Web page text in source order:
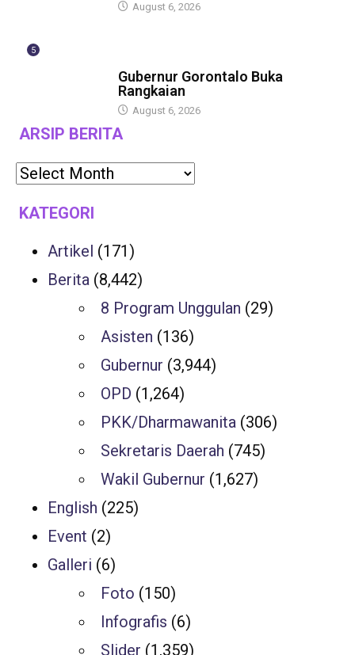
August 6, 2026
5
Gubernur Gorontalo Buka
Rangkaian
August 6, 2026
ARSIP BERITA
KATEGORI
Artikel (171)
Berita (8,442)
8 Program Unggulan (29)
Asisten (136)
Gubernur (3,944)
OPD (1,264)
PKK/Dharmawanita (306)
Sekretaris Daerah (745)
Wakil Gubernur (1,627)
English (225)
Event (2)
Galleri (6)
Foto (150)
Infografis (6)
Slider (1,359)